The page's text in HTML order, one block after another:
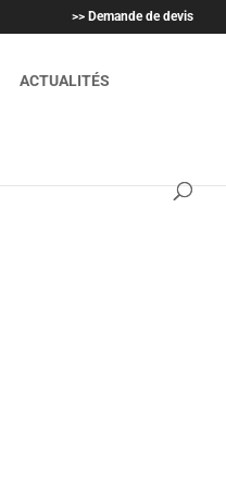
>> Demande de devis
ACTUALITÉS